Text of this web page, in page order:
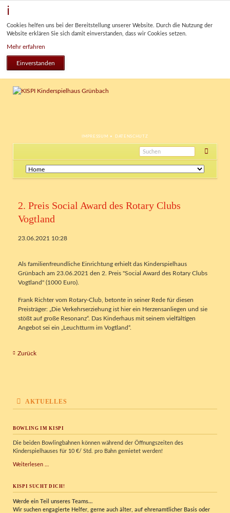
Cookies helfen uns bei der Bereitstellung unserer Website. Durch die Nutzung der
Website erklären Sie sich damit einverstanden, dass wir Cookies setzen.
Mehr erfahren
Einverstanden
NAVIGATION
IMPRESSUM DATENSCHUTZ
Navigation
überspringen
2. Preis Social Award des Rotary Clubs
Vogtland
23.06.2021 10:28
Als familienfreundliche Einrichtung erhielt das Kinderspielhaus
Grünbach am 23.06.2021 den 2. Preis "Social Award des Rotary Clubs
Vogtland" (1000 Euro).
Frank Richter vom Rotary-Club, betonte in seiner Rede für diesen
Preisträger: „Die Verkehrserziehung ist hier ein Herzensanliegen und sie
stößt auf große Resonanz“. Das Kinderhaus mit seinem vielfältigen
Angebot sei ein „Leuchtturm im Vogtland“.
Zurück
AKTUELLES
BOWLING IM KISPI
Die beiden Bowlingbahnen können während der Öffnungszeiten des
Kinderspielhauses für 10 €/ Std. pro Bahn gemietet werden!
Weiterlesen …
KISPI SUCHT DICH!
Werde ein Teil unseres Teams…
Wirsuchen engagierte Helfer, gerne auch älter, auf ehrenamtlicher Basis oder